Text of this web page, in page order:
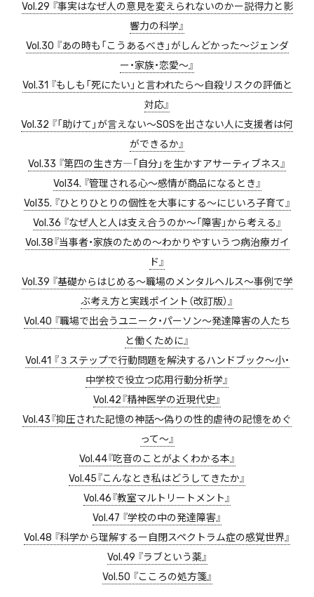
Vol.29 『事実はなぜ人の意見を変えられないのかー説得力と影
響力の科学』
Vol.30 『あの時も「こうあるべき」がしんどかった〜ジェンダ
ー・家族・恋愛〜』
Vol.31 『もしも「死にたい」と言われたら〜自殺リスクの評価と
対応』
Vol.32 『「助けて」が言えない〜SOSを出さない人に支援者は何
ができるか』
Vol.33 『第四の生き方―「自分」を生かすアサーティブネス』
Vol34. 『管理される心〜感情が商品になるとき』
Vol35. 『ひとりひとりの個性を大事にする〜にじいろ子育て』
Vol.36 『なぜ人と人は支え合うのか〜「障害」から考える』
Vol.38『当事者・家族のための〜わかりやすいうつ病治療ガイ
ド』
Vol.39 『基礎からはじめる〜職場のメンタルヘルス〜事例で学
ぶ考え方と実践ポイント（改訂版）』
Vol.40 『職場で出会うユニーク・パーソン〜発達障害の人たち
と働くために』
Vol.41 『３ステップで行動問題を解決するハンドブック〜小・
中学校で役立つ応用行動分析学』
Vol.42『精神医学の近現代史』
Vol.43『抑圧された記憶の神話〜偽りの性的虐待の記憶をめぐ
って〜』
Vol.44『吃音のことがよくわかる本』
Vol.45『こんなとき私はどうしてきたか』
Vol.46『教室マルトリートメント』
Vol.47 『学校の中の発達障害』
Vol.48 『科学から理解するー自閉スペクトラム症の感覚世界』
Vol.49 『ラブという薬』
Vol.50 『こころの処方箋』